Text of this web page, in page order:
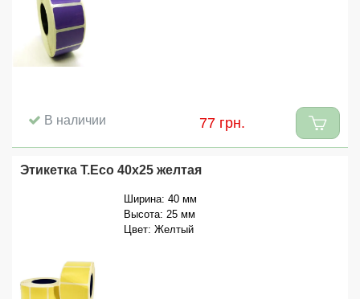
В наличии 77 грн.
Этикетка T.Eco 40x25 желтая
Ширина: 40 мм
Высота: 25 мм
Цвет: Желтый